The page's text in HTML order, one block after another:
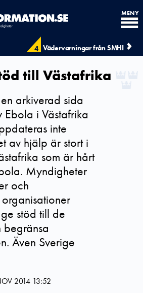
4 Vädervarningar från SMHI
MENY
till Västafrika
arkiverad sida
Ebola i Västafrika
inte
av hjälp är stort i
som är hårt
Myndigheter
och
stöd till de
Även Sverige
2014 13:52